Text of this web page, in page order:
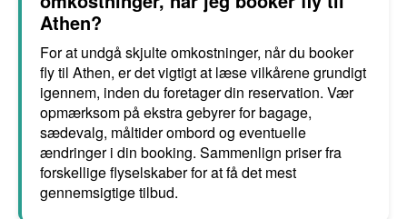
Athen?
For at undgå skjulte omkostninger, når du booker
fly til Athen, er det vigtigt at læse vilkårene grundigt
igennem, inden du foretager din reservation. Vær
opmærksom på ekstra gebyrer for bagage,
sædevalg, måltider ombord og eventuelle
ændringer i din booking. Sammenlign priser fra
forskellige flyselskaber for at få det mest
gennemsigtige tilbud.